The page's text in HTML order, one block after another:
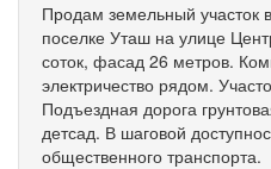
Продам земельный участок
поселке Уташ на улице
соток, фасад 26 метров.
электричество рядом.
Подъездная дорога
детсад. В шаговой
общественного транспорта.